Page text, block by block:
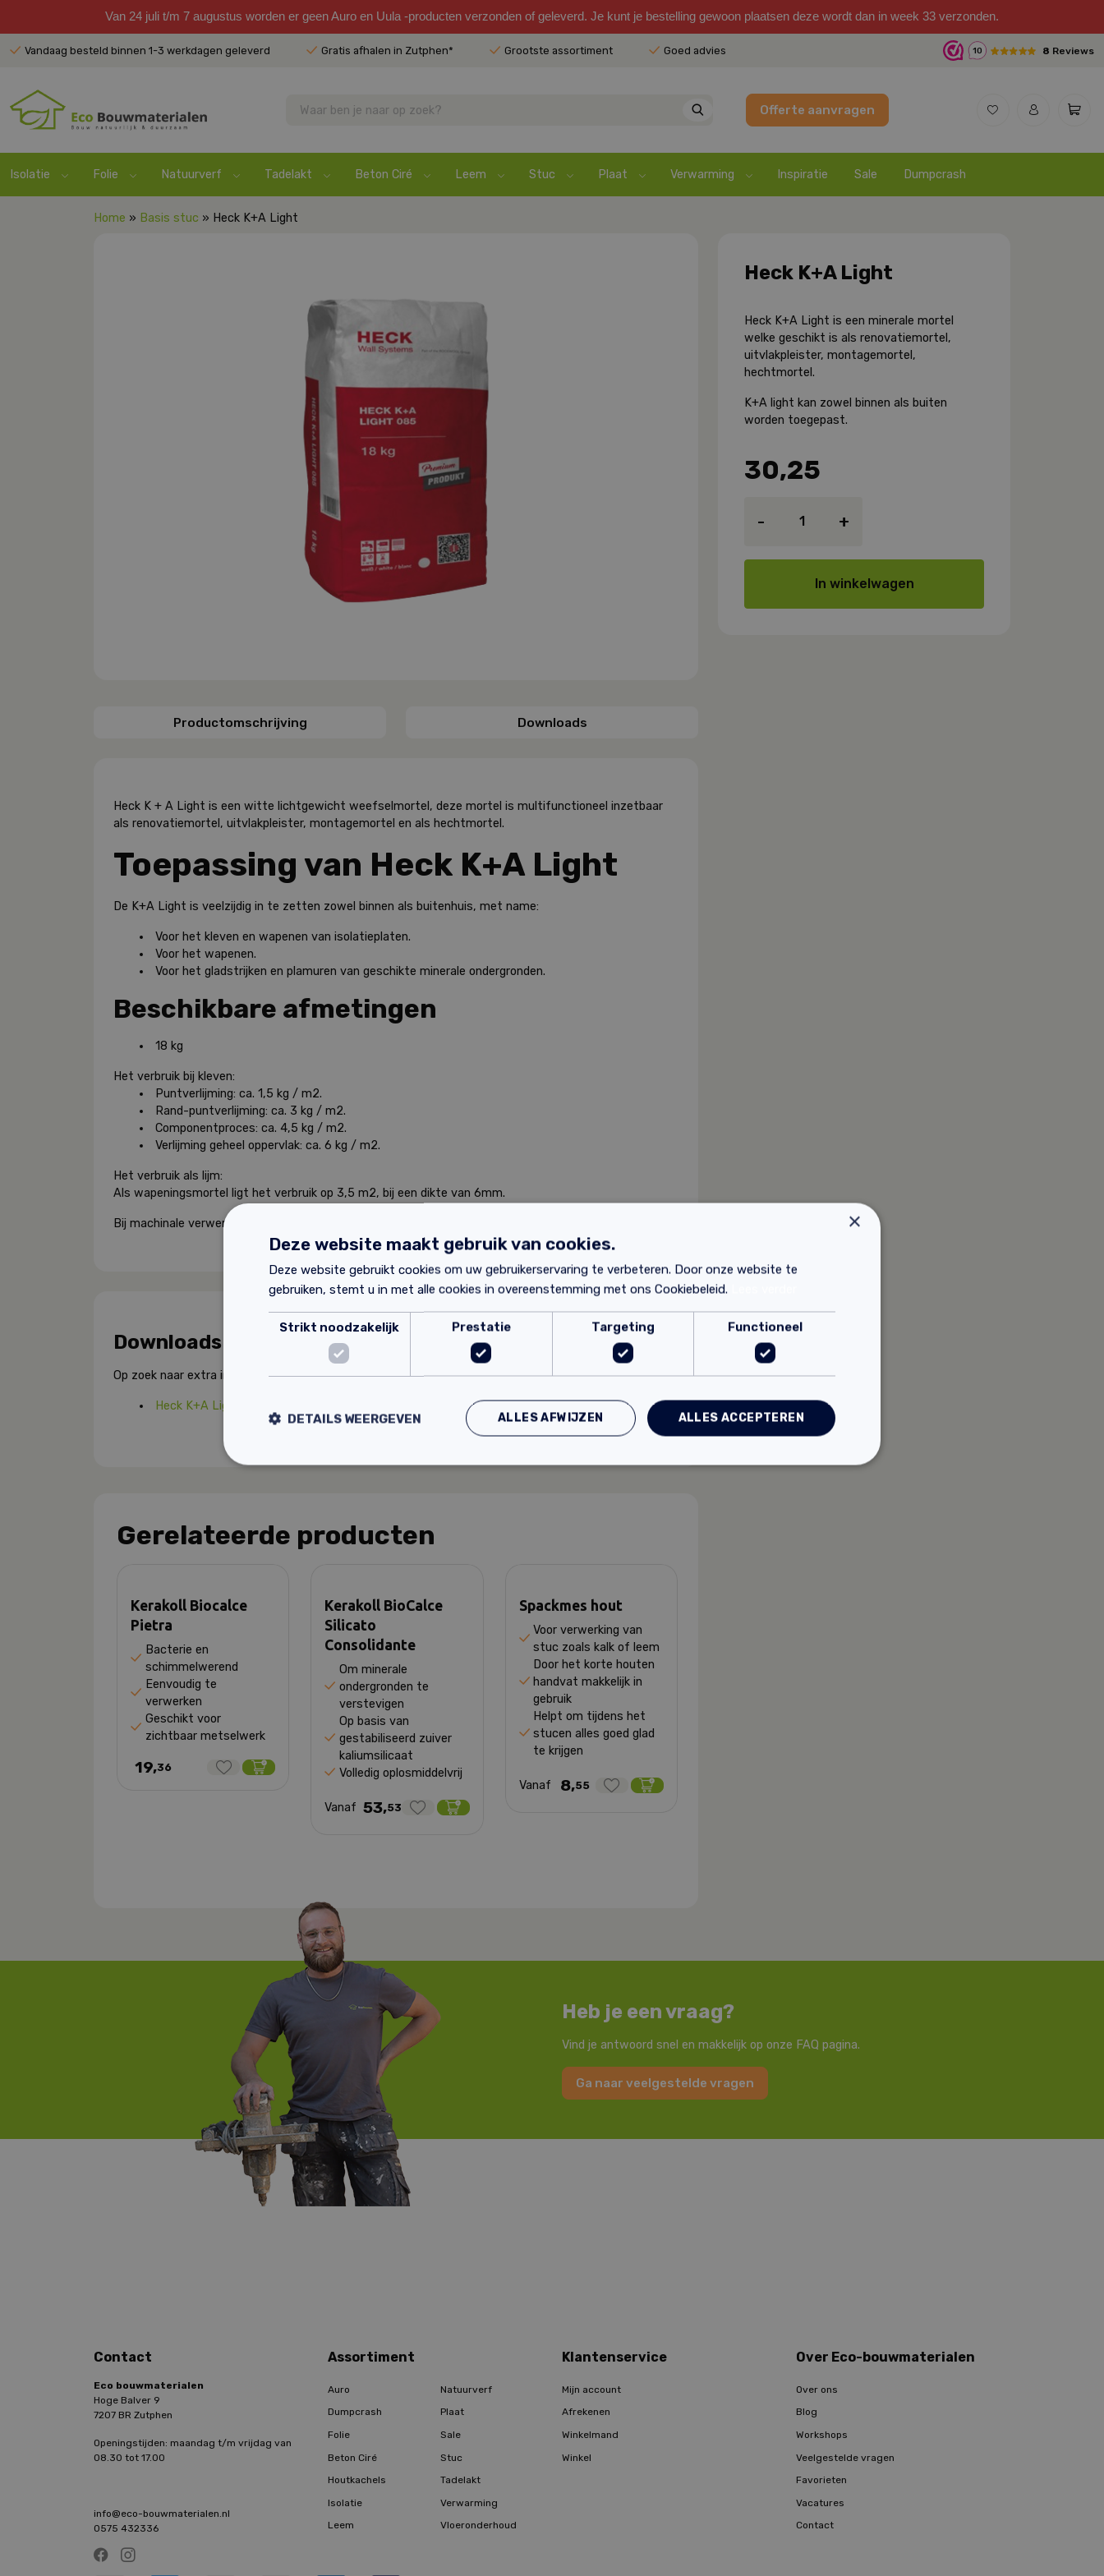
Van 24 juli t/m 7 augustus worden er geen Auro en Uula -producten verzonden of geleverd. Je kunt je bestelling gewoon plaatsen deze wordt dan in week 33 verzonden.
Vandaag besteld binnen 1-3 werkdagen geleverd Gratis afhalen in Zutphen* Grootste assortiment Goed advies 10 8 Reviews
Offerte aanvragen
Isolatie Folie Natuurverf Tadelakt Beton Ciré Leem Stuc Plaat Verwarming Inspiratie Sale Dumpcrash
Home » Basis stuc » Heck K+A Light
Productomschrijving Downloads
Heck K + A Light is een witte lichtgewicht weefselmortel, deze mortel is multifunctioneel inzetbaar
als renovatiemortel, uitvlakpleister, montagemortel en als hechtmortel.
Toepassing van Heck K+A Light
De K+A Light is veelzijdig in te zetten zowel binnen als buitenhuis, met name:
Voor het kleven en wapenen van isolatieplaten.
Voor het wapenen.
Voor het gladstrijken en plamuren van geschikte minerale ondergronden.
Beschikbare afmetingen
18 kg
Het verbruik bij kleven:
Puntverlijming: ca. 1,5 kg / m2.
Rand-puntverlijming: ca. 3 kg / m2.
Componentproces: ca. 4,5 kg / m2.
Verlijming geheel oppervlak: ca. 6 kg / m2.
Het verbruik als lijm:
Als wapeningsmortel ligt het verbruik op 3,5 m2, bij een dikte van 6mm.
Bij machinale verwerking is een groter verbruik mogelijk.
Downloads
Op zoek naar extra informatie over dit product? Hieronder vind je de productbladen:
Heck K+A Light technische gegevens.
Gerelateerde producten
Kerakoll Biocalce
Pietra
Bacterie en
schimmelwerend
Eenvoudig te
verwerken
Geschikt voor
zichtbaar metselwerk
19,36
Kerakoll BioCalce
Silicato
Consolidante
Om minerale
ondergronden te
verstevigen
Op basis van
gestabiliseerd zuiver
kaliumsilicaat
Volledig oplosmiddelvrij
Vanaf 53,53
Spackmes hout
Voor verwerking van
stuc zoals kalk of leem
Door het korte houten
handvat makkelijk in
gebruik
Helpt om tijdens het
stucen alles goed glad
te krijgen
Vanaf 8,55
Heck K+A Light
Heck K+A Light is een minerale mortel
welke geschikt is als renovatiemortel,
uitvlakpleister, montagemortel,
hechtmortel.
K+A light kan zowel binnen als buiten
worden toegepast.
30,25
-
K+A
aantal
+
In winkelwagen
Heb je een vraag?
Vind je antwoord snel en makkelijk op onze FAQ pagina.
Ga naar veelgestelde vragen
Contact
Eco bouwmaterialen
Hoge Balver 9
7207 BR Zutphen
Openingstijden: maandag t/m vrijdag van
08.30 tot 17.00
info@eco-bouwmaterialen.nl
0575 432336
Assortiment
Auro
Dumpcrash
Folie
Beton Ciré
Houtkachels
Isolatie
Leem
Natuurverf
Plaat
Sale
Stuc
Tadelakt
Verwarming
Vloeronderhoud
Klantenservice
Mijn account
Afrekenen
Winkelmand
Winkel
Over Eco-bouwmaterialen
Over ons
Blog
Workshops
Veelgestelde vragen
Favorieten
Vacatures
Contact
×
Deze website maakt gebruik van cookies.
Deze website gebruikt cookies om uw gebruikerservaring te verbeteren. Door onze website te
gebruiken, stemt u in met alle cookies in overeenstemming met ons Cookiebeleid.
Strikt noodzakelijk Prestatie Targeting Functioneel
ALLES ACCEPTEREN
ALLES AFWIJZEN
DETAILS WEERGEVEN